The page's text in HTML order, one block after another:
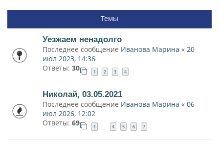
Темы
Уезжаем ненадолго
Последнее сообщение Иванова Марина « 20
июл 2023, 14:36
Ответы: 30 1 2 3 4
Николай, 03.05.2021
Последнее сообщение Иванова Марина « 06
июл 2026, 12:02
Ответы: 69 1 … 4 5 6 7